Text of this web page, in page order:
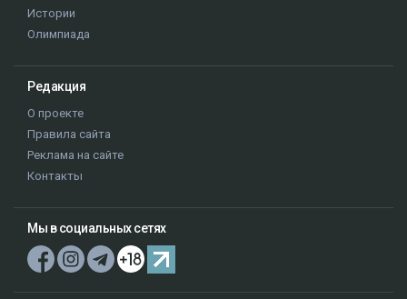
Истории
Олимпиада
Редакция
О проекте
Правила сайта
Реклама на сайте
Контакты
Мы в социальных сетях